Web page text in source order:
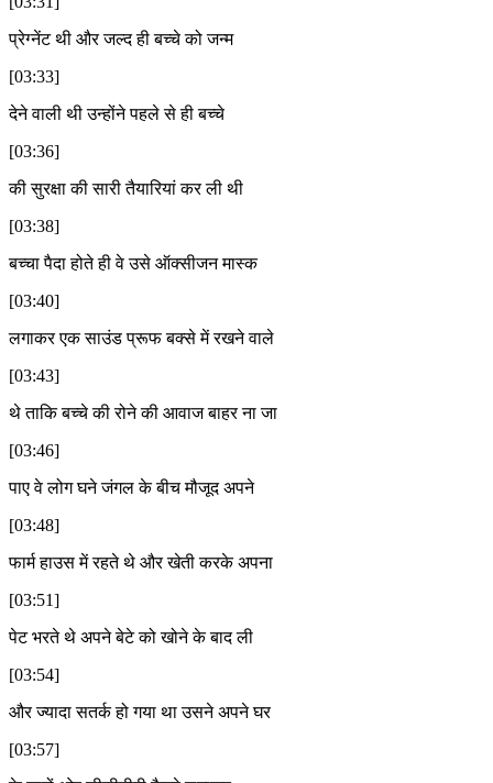
प्रेग्नेंट थी और जल्द ही बच्चे को जन्म
[03:33]
देने वाली थी उन्होंने पहले से ही बच्चे
[03:36]
की सुरक्षा की सारी तैयारियां कर ली थी
[03:38]
बच्चा पैदा होते ही वे उसे ऑक्सीजन मास्क
[03:40]
लगाकर एक साउंड प्रूफ बक्से में रखने वाले
[03:43]
थे ताकि बच्चे की रोने की आवाज बाहर ना जा
[03:46]
पाए वे लोग घने जंगल के बीच मौजूद अपने
[03:48]
फार्म हाउस में रहते थे और खेती करके अपना
[03:51]
पेट भरते थे अपने बेटे को खोने के बाद ली
[03:54]
और ज्यादा सतर्क हो गया था उसने अपने घर
[03:57]